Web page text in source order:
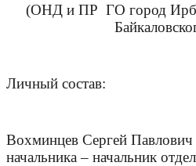
(ОНД и ПР ГО город
Личный состав:
Вохминцев Сергей Павлович
начальника – начальник